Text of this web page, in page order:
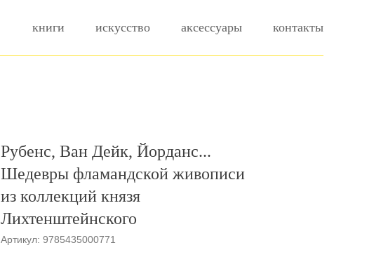
книги искусство аксессуары контакты
Рубенс, Ван Дейк, Йорданс...
Шедевры фламандской живописи
из коллекций князя
Лихтенштейнского
Артикул: 9785435000771